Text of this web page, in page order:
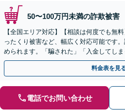
50〜100万円未満の詐欺被害
【全国エリア対応】【相談は何度でも無
ったくり被害など、幅広く対応可能です
められます。「騙された」「入金してし
早めにご相談ください。【電話・メール
料金表を見
電話でお問い合わせ